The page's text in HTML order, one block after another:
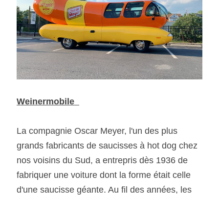
Weinermobile
La compagnie Oscar Meyer, l'un des plus
grands fabricants de saucisses à hot dog chez
nos voisins du Sud, a entrepris dès 1936 de
fabriquer une voiture dont la forme était celle
d'une saucisse géante. Au fil des années, les